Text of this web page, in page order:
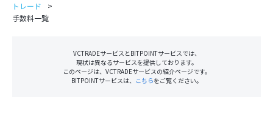
トレード
手数料一覧
VCTRADEサービスとBITPOINTサービスでは、
現状は異なるサービスを提供しております。
このページは、VCTRADEサービスの紹介ページです。
BITPOINTサービスは、 こちらをご覧ください。